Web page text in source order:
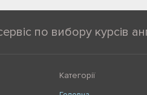
по вибору курсів
Категорії